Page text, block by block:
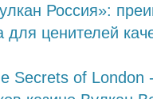
Россия»:
ценителей
Secrets of London